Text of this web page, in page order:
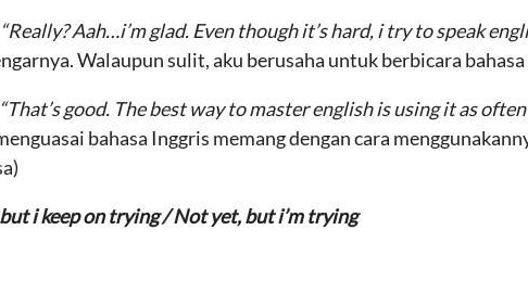
Aah…i’m glad. Even though it’s hard, i try to speak
Walaupun sulit, aku berusaha untuk berbicara
good. The best way to master english is using it as
bahasa Inggris memang dengan cara
i keep on trying / Not yet, but i’m trying